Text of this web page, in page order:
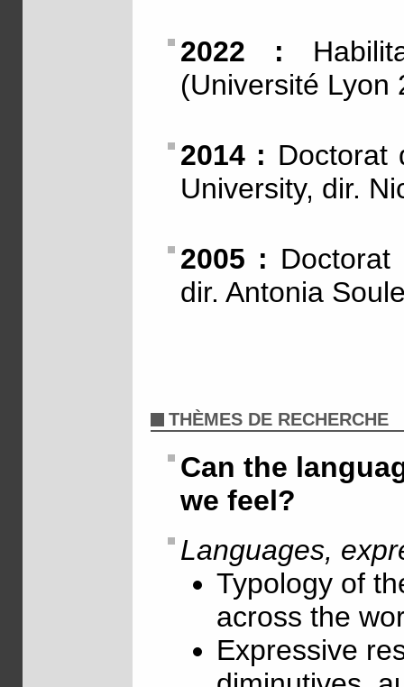
2022 :
(Université Lyon
2014 : Doctorat
University, dir.
2005 :
dir. Antonia
THÈMES DE RECHERCHE
Can the
we feel?
Languages,
Typology of
across the
Expressive